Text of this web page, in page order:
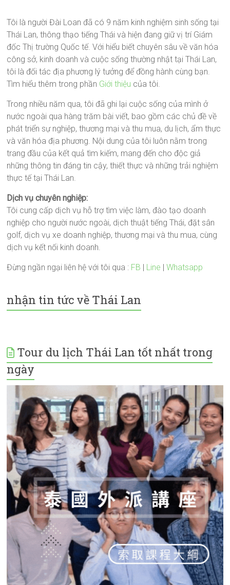
Tôi là người Đài Loan đã có 9 năm kinh nghiệm sinh sống tại
Thái Lan, thông thạo tiếng Thái và hiện đang giữ vị trí Giám
đốc Thị trường Quốc tế. Với hiểu biết chuyên sâu về văn hóa
công sở, kinh doanh và cuộc sống thường nhật tại Thái Lan,
tôi là đối tác địa phương lý tưởng để đồng hành cùng bạn.
Tìm hiểu thêm trong phần Giới thiệu của tôi.
Trong nhiều năm qua, tôi đã ghi lại cuộc sống của mình ở
nước ngoài qua hàng trăm bài viết, bao gồm các chủ đề về
phát triển sự nghiệp, thương mại và thu mua, du lịch, ẩm thực
và văn hóa địa phương. Nội dung của tôi luôn nằm trong
trang đầu của kết quả tìm kiếm, mang đến cho độc giả
những thông tin đáng tin cậy, thiết thực và những trải nghiệm
thực tế tại Thái Lan.
Dịch vụ chuyên nghiệp:
Tôi cung cấp dịch vụ hỗ trợ tìm việc làm, đào tạo doanh
nghiệp cho người nước ngoài, dịch thuật tiếng Thái, đặt sân
golf, dịch vụ xe doanh nghiệp, thương mại và thu mua, cùng
dịch vụ kết nối kinh doanh.
Đừng ngần ngại liên hệ với tôi qua : FB | Line |Whatsapp
nhận tin tức về Thái Lan
Tour du lịch Thái Lan tốt nhất trong
ngày